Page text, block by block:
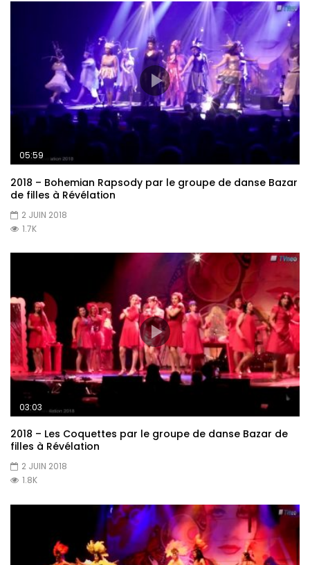
05:59
2018 – Bohemian Rapsody par le groupe de danse Bazar
de filles à Révélation
2 JUIN 2018
1.7K
03:03
2018 – Les Coquettes par le groupe de danse Bazar de
filles à Révélation
2 JUIN 2018
1.8K